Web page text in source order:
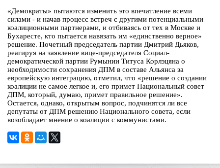
«Демократы» пытаются изменить это впечатление всеми
силами - и начав процесс встреч с другими потенциальными
коалиционными партнерами, и отбиваясь от тех в Москве и
Бухаресте, кто пытается навязать им «единственно верное»
решение. Почетный председатель партии Дмитрий Дьяков,
реагируя на заявление вице-председателя Социал-
демократической партии Румынии Титуса Корлэцяна о
необходимости сохранения ДПМ в составе Альянса за
европейскую интеграцию, отметил, что «решение о создании
коалиции не самое легкое и, его примет Национальный совет
ДПМ, который, думаю, примет правильное решение».
Остается, однако, открытым вопрос, подчинятся ли все
депутаты от ДПМ решению Национального совета, если
возобладает мнение о коалиции с коммунистами.